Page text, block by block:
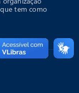
tem como